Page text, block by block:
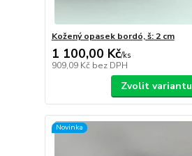
Kožený opasek bordó, š: 2 cm
1 100,00 Kč/ks
909,09 Kč bez DPH
Zvolit variantu
Novinka